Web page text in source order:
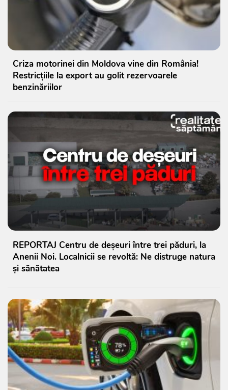
Criza motorinei din Moldova vine din România!
Restricțiile la export au golit rezervoarele
benzinăriilor
REPORTAJ Centru de deșeuri între trei păduri, la
Anenii Noi. Localnicii se revoltă: Ne distruge natura
și sănătatea